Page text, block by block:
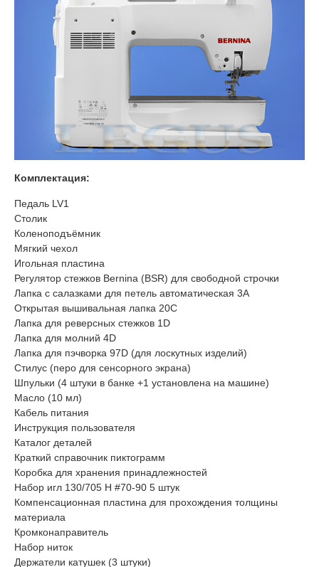
Комплектация:
Педаль LV1
Столик
Коленоподъёмник
Мягкий чехол
Игольная пластина
Регулятор стежков Bernina (BSR) для свободной строчки
Лапка с салазками для петель автоматическая 3A
Открытая вышивальная лапка 20С
Лапка для реверсных стежков 1D
Лапка для молний 4D
Лапка для пэчворка 97D (для лоскутных изделий)
Стилус (перо для сенсорного экрана)
Шпульки (4 штуки в банке +1 установлена на машине)
Масло (10 мл)
Кабель питания
Инструкция пользователя
Каталог деталей
Краткий справочник пиктограмм
Коробка для хранения принадлежностей
Набор игл 130/705 H #70-90 5 штук
Компенсационная пластина для прохождения толщины
материала
Кромконаправитель
Набор ниток
Держатели катушек (3 штуки)